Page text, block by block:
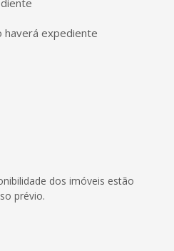
haverá expediente
dos imóveis estão
prévio.